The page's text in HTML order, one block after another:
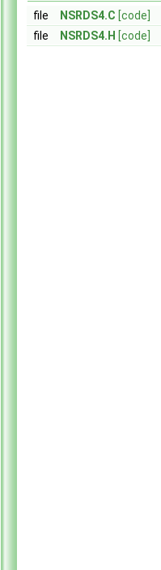
file NSRDS4.C [code]
file
NSRDS4.H [code]